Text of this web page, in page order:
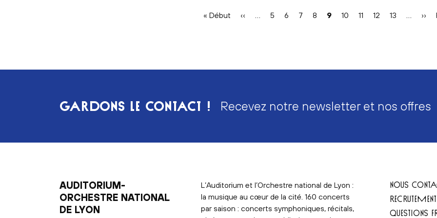
Première
« Début
Page
‹‹ Page
5 Page
6 Page
7 Page
8
Page
9 Page
10 Page
11 Page
12 Page
13 ››
GARDONS LE CONTACT ! Recevez notre newsletter et nos offres
AUDITORIUM-
ORCHESTRE NATIONAL
DE LYON
L’Auditorium et l’Orchestre national de Lyon :
la musique au cœur de la cité. 160 concerts
par saison : concerts symphoniques, récitals,
NOUS
QUESTIONS